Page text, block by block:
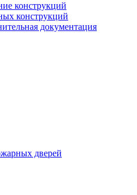
конструкций
конструкций
документация
дверей